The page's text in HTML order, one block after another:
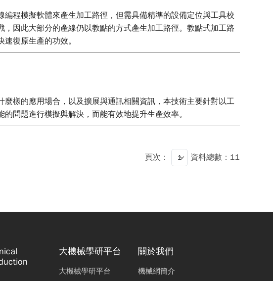
程模擬軟體來產生加工路徑，但需具備精準的設備定位與工具校
因此大部分的產線仍以教點的方式產生加工路徑。教點式加工路
復原生產的功效。
樣的應用場合，以及擴展與通訊相關資訊，本技術主要針對以工
問題進行模擬與解決，而能有效地提升生產效率。
頁次： 資料總數：11
大機械學研平台
大機械學研平台
關於我們
機械網簡介